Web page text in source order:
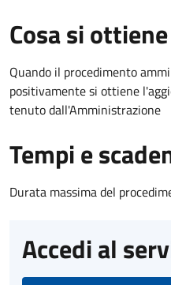
Cosa si ottiene
Quando il procedimento
positivamente si ottiene
tenuto dall'Amministrazione
Tempi e
Durata massima del
Accedi al